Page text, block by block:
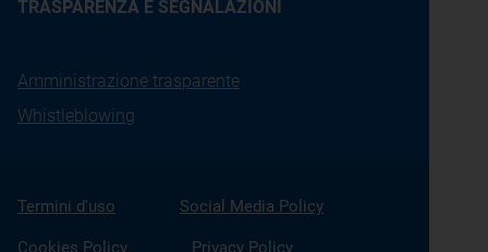
TRASPARENZA E SEGNALAZIONI
Amministrazione trasparente
Whistleblowing
Termini d'uso Social Media Policy
Cookies Policy Privacy Policy